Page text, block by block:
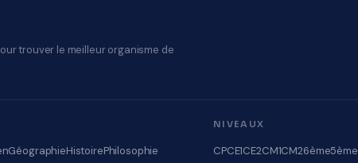
trouver le meilleur organisme de
GéographieHistoirePhilosophie
NIVEAUX
CPCE1CE2CM1CM26ème5ème